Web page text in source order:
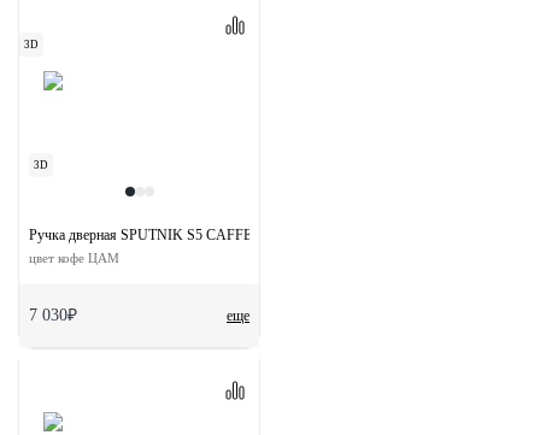
3D
3D
еще
Ручка дверная SPUTNIK S5 CAFFE раздельная на квадратной розетке
цвет кофе ЦАМ
7 030₽